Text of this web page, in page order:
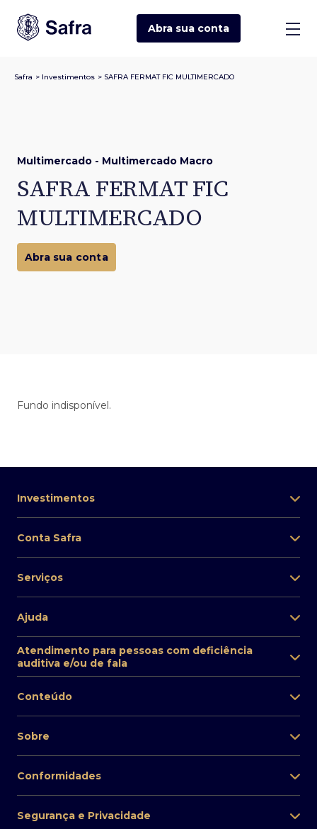
Abra sua conta
Safra > Investimentos > SAFRA FERMAT FIC MULTIMERCADO
Multimercado - Multimercado Macro
SAFRA FERMAT FIC
MULTIMERCADO
Abra sua conta
Fundo indisponível.
Investimentos
Conta Safra
Serviços
Ajuda
Atendimento para pessoas com deficiência
auditiva e/ou de fala
Conteúdo
Sobre
Conformidades
Segurança e Privacidade